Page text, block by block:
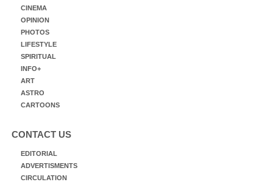
CINEMA
OPINION
PHOTOS
LIFESTYLE
SPIRITUAL
INFO+
ART
ASTRO
CARTOONS
CONTACT US
EDITORIAL
ADVERTISMENTS
CIRCULATION